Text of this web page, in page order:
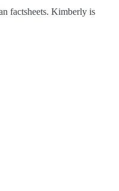
factsheets. Kimberly is